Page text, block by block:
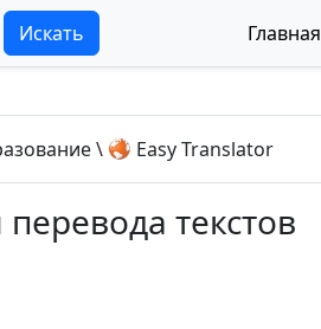
Искать Главная
\ Easy Translator
текстов